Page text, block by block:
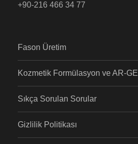
+90-216 466 34 77
Fason Üretim
Kozmetik Formülasyon ve AR-GE
Sıkça Sorulan Sorular
Gizlilik Politikası